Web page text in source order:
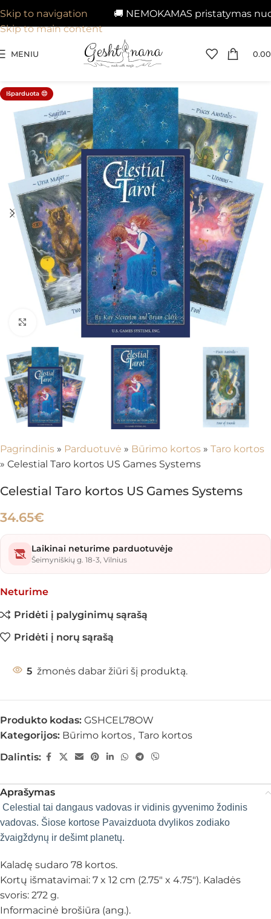
🚚 NEMOKAMAS pristatymas nuo
Skip to navigation
Skip to main content
MENIU 0.00
Išparduota 😔
Spustelėkite, kad padidintumėte
Pagrindinis » Parduotuvė » Būrimo kortos » Taro kortos
» Celestial Taro kortos US Games Systems
Celestial Taro kortos US Games Systems
34.65€
Laikinai neturime parduotuvėje
Šeimyniškių g. 18-3, Vilnius
Neturime
Pridėti į palyginimų sąrašą
Pridėti į norų sąrašą
5 žmonės dabar žiūri šį produktą.
Produkto kodas: GSHCEL78OW
Kategorijos: Būrimo kortos, Taro kortos
Dalintis:
Aprašymas
Celestial tai dangaus vadovas ir vidinis gyvenimo žodinis
vadovas. Šiose kortose Pavaizduota dvylikos zodiako
žvaigždynų ir dešimt planetų.
Kaladę sudaro 78 kortos.
Kortų išmatavimai: 7 x 12 cm (2.75″ x 4.75″). Kaladės
svoris: 272 g.
Informacinė brošiūra (ang.).